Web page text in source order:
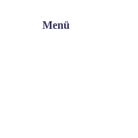
Menü